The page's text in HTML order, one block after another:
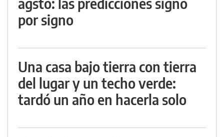
por signo
Una casa bajo tierra con tierra
del lugar y un techo verde:
tardó un año en hacerla solo